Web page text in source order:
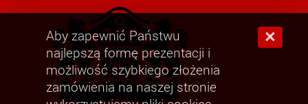
×
Aby zapewnić Państwu
najlepszą formę prezentacji i
możliwość szybkiego złożenia
zamówienia na naszej stronie